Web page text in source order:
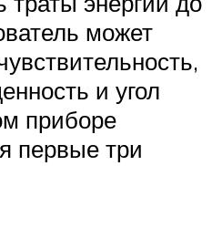
может
и угол
приборе
первые три